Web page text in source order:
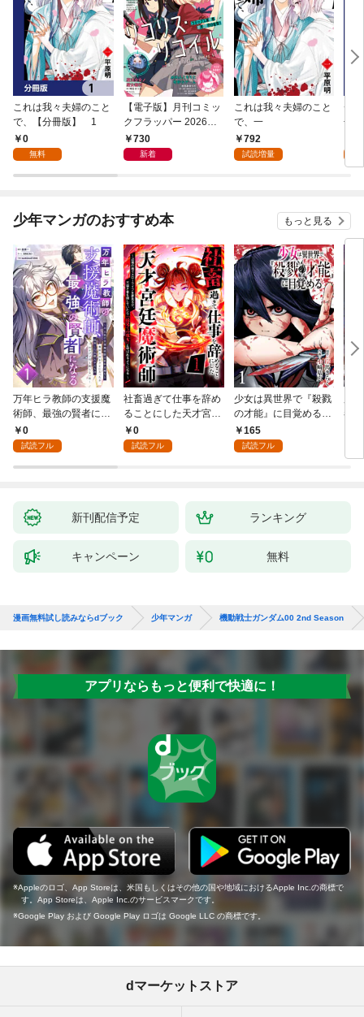
これは我々夫婦のこと
で、【分冊版】 1
0
無料
【電子版】月刊コミッ
クフラッパー 2026年9
月号730
新着
これは我々夫婦のこと
で、一
792
試読増量
チ
冊
少年マンガのおすすめ本 もっと見る
万年ヒラ教師の支援魔
術師、最強の賢者にな
る～不人気の支援魔術
師は給料泥棒だと魔術
が、出世した元教え子
0
試読フル
社畜過ぎて仕事を辞め
ることにした天才宮廷
魔術師～辺境の地でス
ローライフを夢見る
0
試読フル
少女は異世界で『殺戮
の才能』に目覚める
(話売り) #1
165
試読フル
者
新刊配信予定 ランキング
キャンペーン 無料
漫画無料試し読みならdブック 少年マンガ 機動戦士ガンダム00 2nd Season
アプリならもっと便利で快適に！
Appleのロゴ、App Storeは、米国もしくはその他の国や地域におけるApple Inc.の商標で
す。App Storeは、Apple Inc.のサービスマークです。
Google Play および Google Play ロゴは Google LLC の商標です。
dマーケットストア